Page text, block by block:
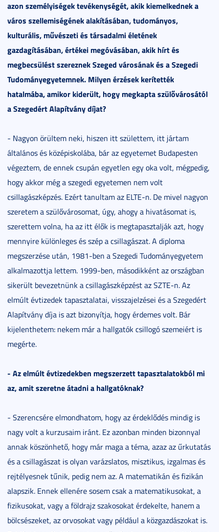
azon személyiségek tevékenységét, akik kiemelkednek a
város szellemiségének alakításában, tudományos,
kulturális, művészeti és társadalmi életének
gazdagításában, értékei megóvásában, akik hírt és
megbecsülést szereznek Szeged városának és a Szegedi
Tudományegyetemnek. Milyen érzések kerítették
hatalmába, amikor kiderült, hogy megkapta szülővárosától
a Szegedért Alapítvány díjat?
- Nagyon örültem neki, hiszen itt születtem, itt jártam
általános és középiskolába, bár az egyetemet Budapesten
végeztem, de ennek csupán egyetlen egy oka volt, mégpedig,
hogy akkor még a szegedi egyetemen nem volt
csillagászképzés. Ezért tanultam az ELTE-n. De mivel nagyon
szeretem a szülővárosomat, úgy, ahogy a hivatásomat is,
szerettem volna, ha az itt élők is megtapasztalják azt, hogy
mennyire különleges és szép a csillagászat. A diploma
megszerzése után, 1981-ben a Szegedi Tudományegyetem
alkalmazottja lettem. 1999-ben, másodikként az országban
sikerült bevezetnünk a csillagászképzést az SZTE-n. Az
elmúlt évtizedek tapasztalatai, visszajelzései és a Szegedért
Alapítvány díja is azt bizonyítja, hogy érdemes volt. Bár
kijelenthetem: nekem már a hallgatók csillogó szemeiért is
megérte.
- Az elmúlt évtizedekben megszerzett tapasztalatokból mi
az, amit szeretne átadni a hallgatóknak?
- Szerencsére elmondhatom, hogy az érdeklődés mindig is
nagy volt a kurzusaim iránt. Ez azonban minden bizonnyal
annak köszönhető, hogy már maga a téma, azaz az űrkutatás
és a csillagászat is olyan varázslatos, misztikus, izgalmas és
rejtélyesnek tűnik, pedig nem az. A matematikán és fizikán
alapszik. Ennek ellenére sosem csak a matematikusokat, a
fizikusokat, vagy a földrajz szakosokat érdekelte, hanem a
bölcsészeket, az orvosokat vagy például a közgazdászokat is.